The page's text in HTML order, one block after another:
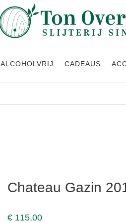
ALCOHOLVRIJ CADEAUS
Chateau Gazin
€115,00